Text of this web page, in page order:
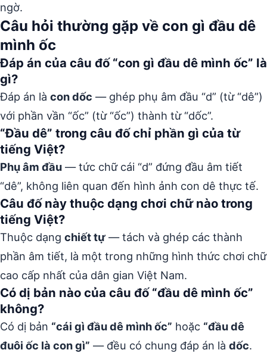
ngờ.
Câu hỏi thường gặp về con gì đầu dê
mình ốc
Đáp án của câu đố “con gì đầu dê mình ốc” là
gì?
Đáp án là con dốc — ghép phụ âm đầu “d” (từ “dê”)
với phần vần “ốc” (từ “ốc”) thành từ “dốc”.
“Đầu dê” trong câu đố chỉ phần gì của từ
tiếng Việt?
Phụ âm đầu — tức chữ cái “d” đứng đầu âm tiết
“dê”, không liên quan đến hình ảnh con dê thực tế.
Câu đố này thuộc dạng chơi chữ nào trong
tiếng Việt?
Thuộc dạng chiết tự — tách và ghép các thành
phần âm tiết, là một trong những hình thức chơi chữ
cao cấp nhất của dân gian Việt Nam.
Có dị bản nào của câu đố “đầu dê mình ốc”
không?
Có dị bản “cái gì đầu dê mình ốc” hoặc “đầu dê
đuôi ốc là con gì” — đều có chung đáp án là dốc.